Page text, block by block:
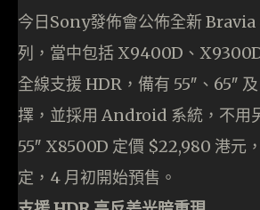
今日Sony發佈會公佈全新
列，當中包括 X9400D、
全線支援 HDR，備有 55″、65″
擇，並採用 Android 系統，不用
55″ X8500D 定價 $22,980 港元
定，4 月初開始預售。